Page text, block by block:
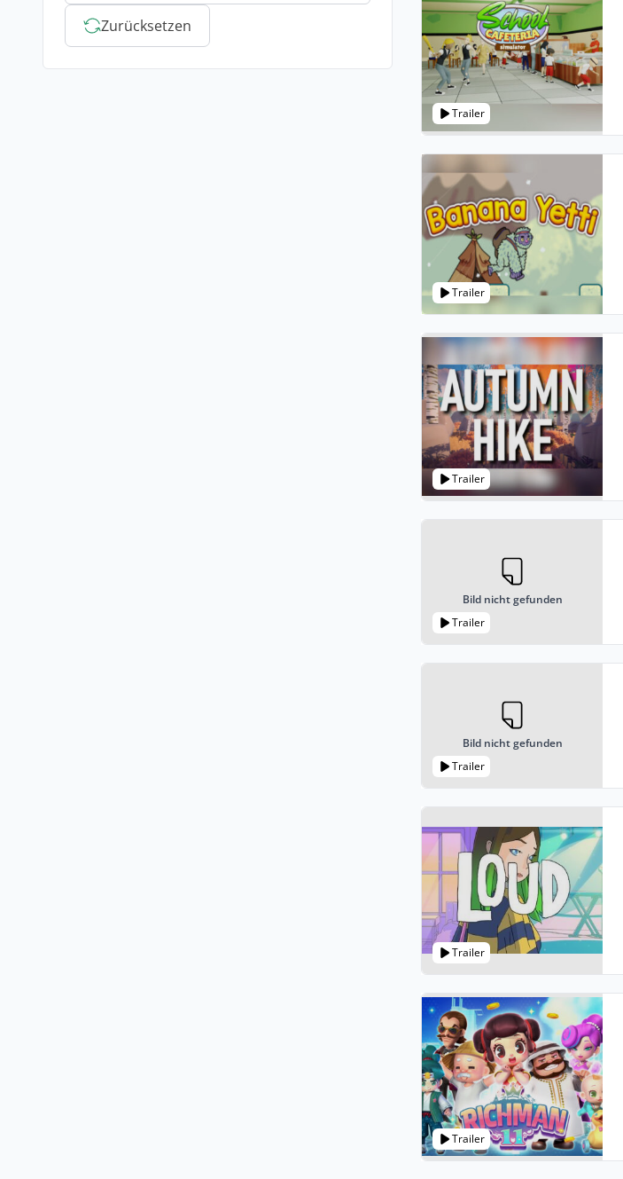
Zurücksetzen
Trailer
Trailer
Trailer
Trailer
Bild nicht gefunden
Trailer
Bild nicht gefunden
Trailer
Trailer